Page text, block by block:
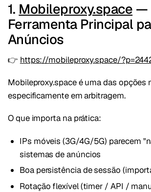
1. Mobileproxy.space —
Ferramenta Principal
Anúncios
👉 https://mobileproxy.space/
Mobileproxy.space é uma das opções
especificamente em arbitragem.
O que importa na prática:
IPs móveis (3G/4G/5G) parecem
sistemas de anúncios
Boa persistência de sessão
Rotação flexível (timer / API /